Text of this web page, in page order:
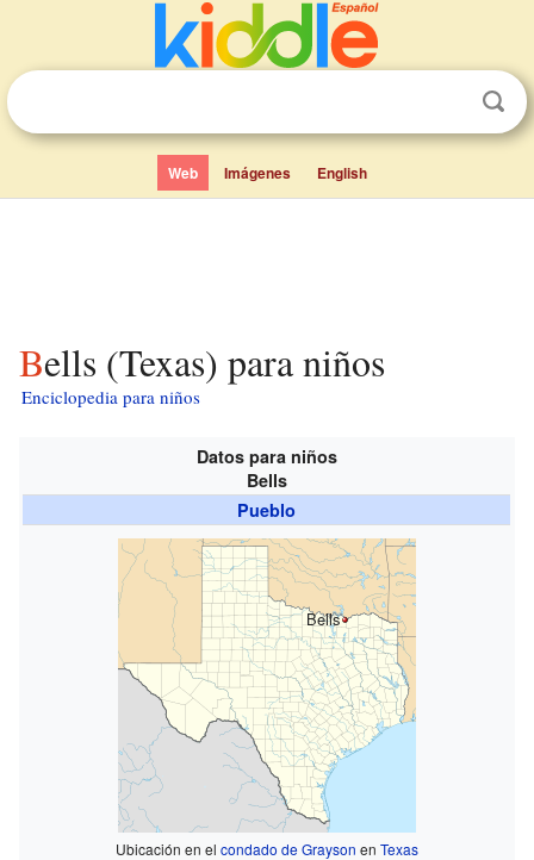
Web Imágenes English
Bells (Texas) para niños
Enciclopedia para niños
Datos para niños
Bells
Pueblo
Bells
Ubicación en el condado de Grayson en Texas